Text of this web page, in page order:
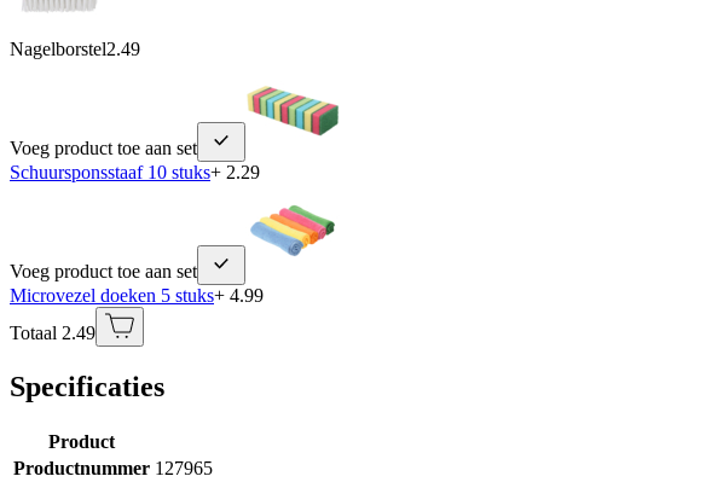
Nagelborstel2.49
Voeg product toe aan set
Schuursponsstaaf 10 stuks+ 2.29
Voeg product toe aan set
Microvezel doeken 5 stuks+ 4.99
Totaal 2.49
Specificaties
Product
Productnummer 127965